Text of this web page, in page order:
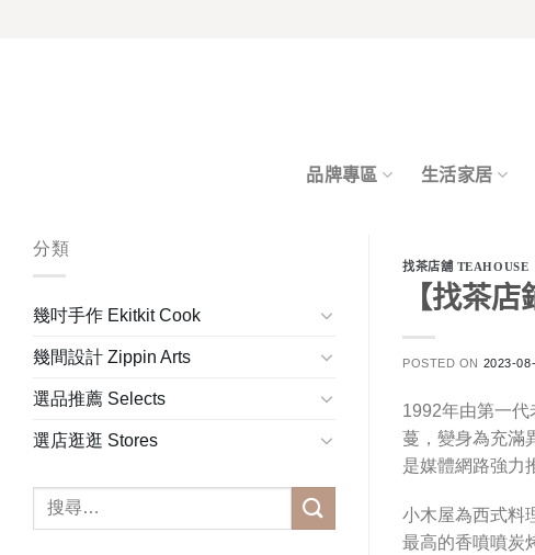
品牌專區 生活家居
分類
幾吋手作 Ekitkit Cook
幾間設計 Zippin Arts
選品推薦 Selects
選店逛逛 Stores
找茶店舖 TEAHOUSE
【找茶
POSTED ON 2023-
1992年由第一
蔓，變身為充滿
是媒體網路強力
小木屋為西式料
最高的香噴噴炭